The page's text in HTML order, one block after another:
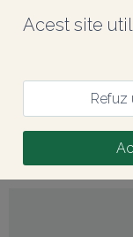
Acest site
Refuz